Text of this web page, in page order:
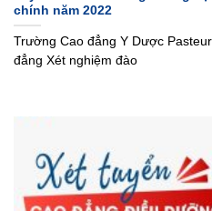
chính năm 2022
Trường Cao đẳng Y Dược
đẳng Xét nghiệm đào